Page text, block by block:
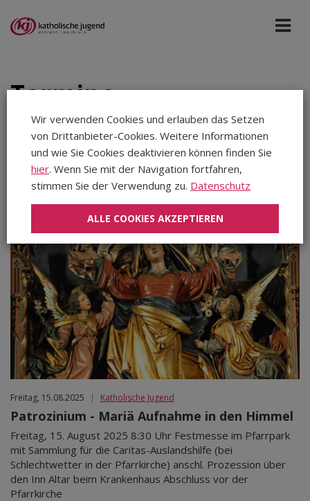
Termine
Diözese Innsbruck Aug 2025
Aug 2026
Sep 2026
Okt 2026
Nov 2026
Dez 2026
Jan 2027
Feb 2027
Mär 2027
Apr 2027
Mai 2027
Jun 2027
Freitag, 15.08.2025 | Katholische Jugend
Patrozinium - Mariä Aufnahme in den Himmel
Freitag, 15. August 2025 8:30 Uhr Festmesse im Pfarrpark
mit Sammlung für die Caritas-Auslandshilfe (bei
Schlechtwetter in der Pfarrkirche) anschl. Prozession über
den Inn Altar beim Krankenhaus Abschluss vor der
Pfarrkirche
Wir verwenden Cookies und erlauben das Setzen
von Drittanbieter-Cookies. Weitere Informationen
und wie Sie Cookies deaktivieren können finden Sie
hier. Wenn Sie mit der Navigation fortfahren,
stimmen Sie der Verwendung zu. Datenschutz
ALLE COOKIES AKZEPTIEREN